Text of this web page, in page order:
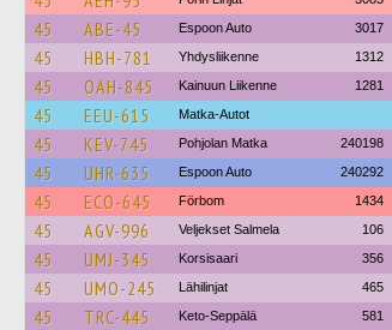
45 ABE-45 Espoon Auto 3017
45 HBH-781 Yhdysliikenne 1312
45 OAH-845 Kainuun Liikenne 1281
45 EEU-615 Matka-Autot
45 KEV-745 Pohjolan Matka 240198
45 UHR-635 Espoon Auto 240292
45 ECO-645 Förbom 1434
45 AGV-996 Veljekset Salmela 106
45 UMJ-345 Korsisaari 356
45 UMO-245 Lähilinjat 465
45 TRC-445 Keto-Seppälä 581